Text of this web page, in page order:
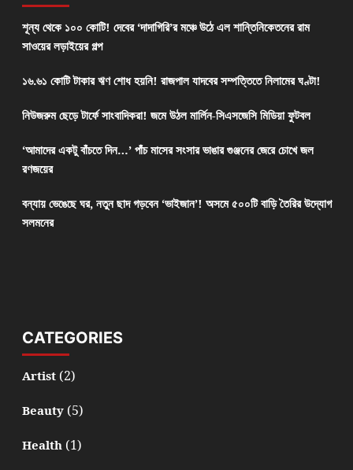
শূন্য থেকে ১০০ কোটি! দেবের ‘দাদাগিরি’র মঞ্চে উঠে এল শান্তিনিকেতনের রাম
সাওয়ের লড়াইয়ের গল্প
১৬.৬১ কোটি টাকার ঋণ শোধ হয়নি! রাজপাল যাদবের সম্পত্তিতে নিলামের ঘণ্টা!
নিউজরুম ছেড়ে টার্ফে সাংবাদিকরা! জমে উঠল মার্লিন-সিএসজেসি মিডিয়া ফুটবল
‘আমাদের একটু বাঁচতে দিন…’ পাঁচ মাসের সংসার ভাঙার গুঞ্জনের জেরে চোখে জল
রণজয়ের
বন্যায় ভেঙেছে ঘর, নতুন ছাদ গড়বেন ‘ভাইজান’! অসমে ৫০০টি বাড়ি তৈরির উদ্যোগ
সলমনের
CATEGORIES
Artist(2)
Beauty(5)
Health(1)